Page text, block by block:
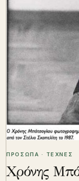
ΠΡΟΣΩΠΑ · ΤΕΧΝΕΣ
Χρόνης